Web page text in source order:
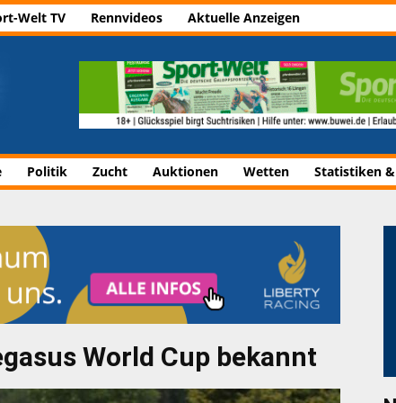
Welt TV Rennvideos Aktuelle Anzeigen
Politik Zucht Auktionen Wetten Statistiken
World Cup bekannt